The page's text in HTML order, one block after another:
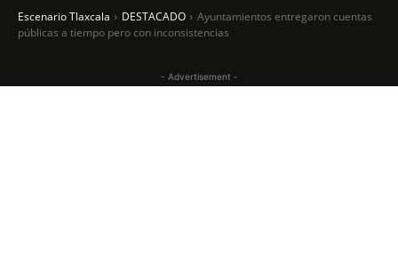
Escenario Tlaxcala DESTACADO
Ayuntamientos entregaron cuentas
públicas a tiempo pero con inconsistencias
- Advertisement -